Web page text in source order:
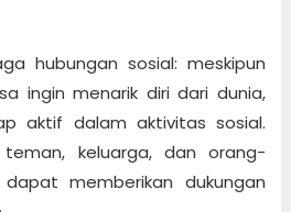
hubungan sosial: meskipun
ingin menarik diri dari dunia,
aktif dalam aktivitas sosial.
teman, keluarga, dan orang-
memberikan dukungan